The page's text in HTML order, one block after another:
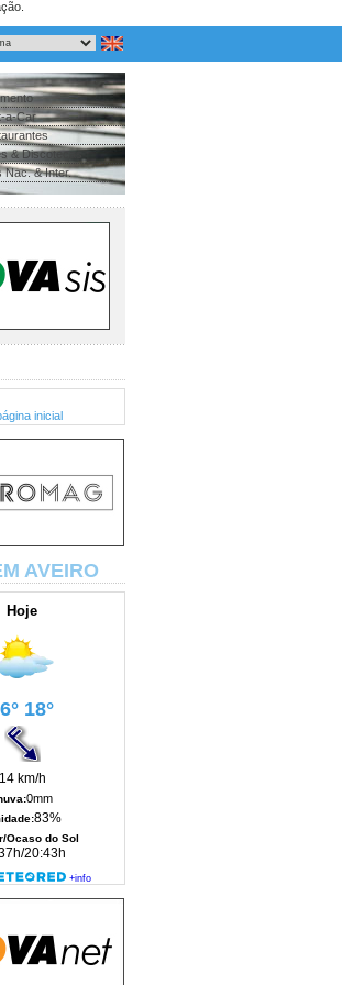
a-Car
& Discotecas
Nac. & Inter.
inicial
AVEIRO